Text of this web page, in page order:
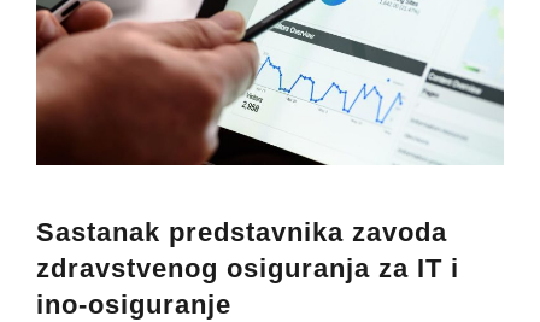
Sastanak predstavnika zavoda
zdravstvenog osiguranja za IT i
ino-osiguranje